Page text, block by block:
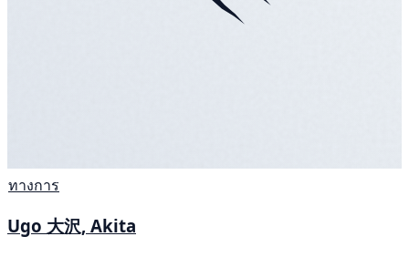
ทางการ
Ugo 大沢, Akita